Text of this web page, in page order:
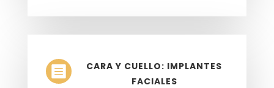

CARA Y CUELLO: IMPLANTES
FACIALES